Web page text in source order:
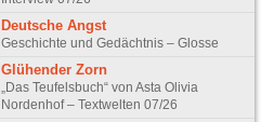
Deutsche Angst
Geschichte und Gedächtnis – Glosse
Glühender Zorn
„Das Teufelsbuch“ von Asta Olivia
Nordenhof – Textwelten 07/26